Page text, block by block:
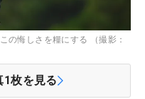
の悔しさを糧にする （撮影：
1枚を見る